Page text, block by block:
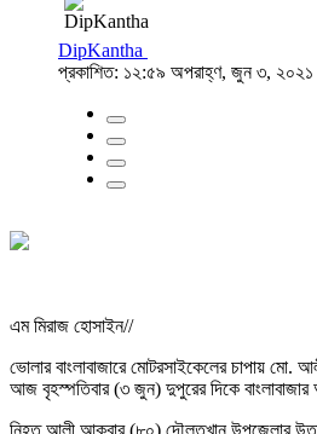
DipKantha
প্রকাশিত: ১২:৫৯ অপরাহ্ণ, জুন ৩, ২০২১
এম মিরাজ হোসাইন//
ভোলার বাংলাবাজারে মোটরসাইকেলের চাপায়
আজ বৃহস্পতিবার (৩ জুন) দুপুরের দিকে